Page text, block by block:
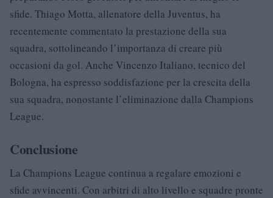
sfide. Thiago Motta, allenatore della Juventus, ha
recentemente commentato la prestazione della sua
squadra, sottolineando l’importanza di creare più
occasioni da gol. Anche Vincenzo Italiano, tecnico del
Bologna, ha espresso soddisfazione per la crescita della
sua squadra, nonostante l’eliminazione dalla Champions
League.
Conclusione
La Champions League continua a regalare emozioni e
sfide avvincenti. Con arbitri di alto livello e squadre pronte